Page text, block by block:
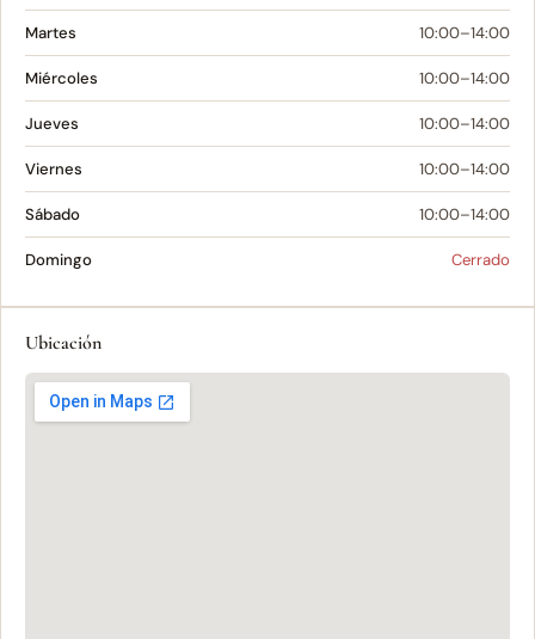
Martes 10:00–14:00
Miércoles 10:00–14:00
Jueves 10:00–14:00
Viernes 10:00–14:00
Sábado 10:00–14:00
Domingo Cerrado
Ubicación